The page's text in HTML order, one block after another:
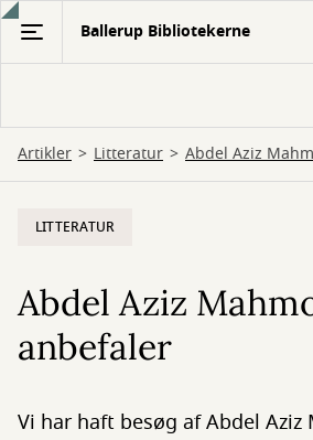
Gå
hovedindhold
Ballerup Bibliotekerne
Artikler Litteratur Abdel Aziz
LITTERATUR
Abdel Aziz
anbefaler
Vi har haft besøg af Abdel Aziz